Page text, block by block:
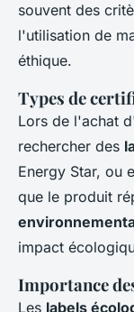
souvent des
l'utilisation de
éthique.
Types de
Lors de l'achat
rechercher des
Energy Star, ou
que le produit
impact
Importance
Les labels